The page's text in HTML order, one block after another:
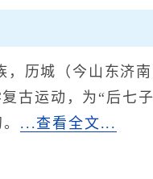
历城（今山东济南
古运动，为“后七
...查看全文...